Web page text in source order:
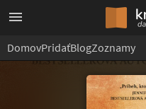
DomovPridaťBlogZoznamy